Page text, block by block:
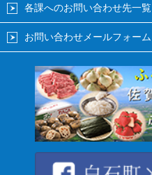
各課へのお問い合わせ先一覧
お問い合わせメールフォーム